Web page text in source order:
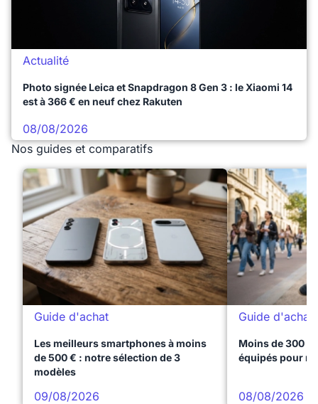
Actualité
Photo signée Leica et Snapdragon 8 Gen 3 : le Xiaomi 14
est à 366 € en neuf chez Rakuten
08/08/2026
Nos guides et comparatifs
Guide d'achat
Les meilleurs smartphones à moins
de 500 € : notre sélection de 3
modèles
09/08/2026
Guide d'achat
Moins de 300 €
équipés pour
08/08/2026